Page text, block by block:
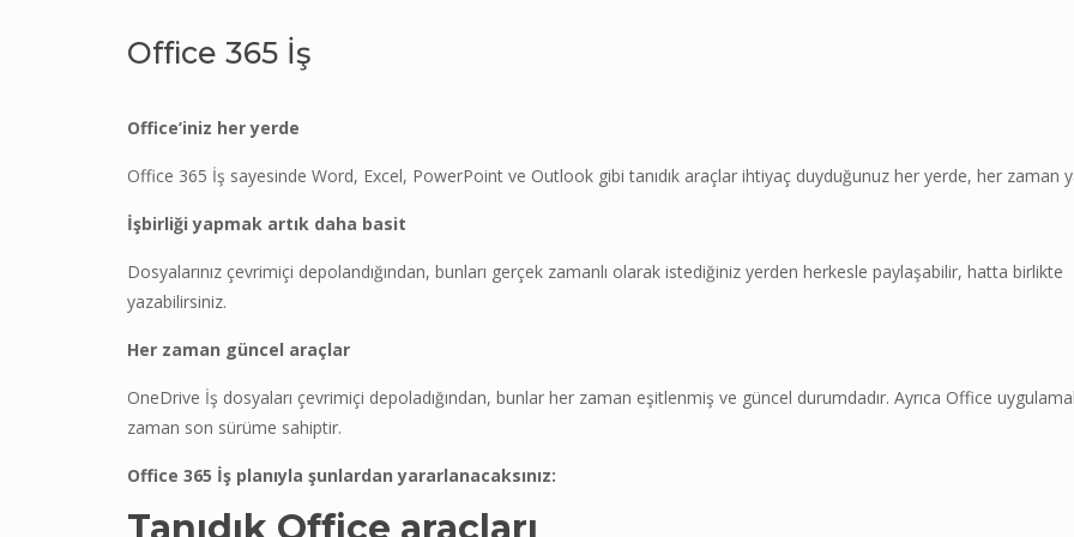
Office 365 İş
Office’iniz her yerde
Office 365 İş sayesinde Word, Excel, PowerPoint ve Outlook gibi tanıdık araçlar ihtiyaç duyduğunuz her yerde, her zaman
İşbirliği yapmak artık daha basit
Dosyalarınız çevrimiçi depolandığından, bunları gerçek zamanlı olarak istediğiniz yerden herkesle paylaşabilir, hatta birlikte
yazabilirsiniz.
Her zaman güncel araçlar
OneDrive İş dosyaları çevrimiçi depoladığından, bunlar her zaman eşitlenmiş ve güncel durumdadır. Ayrıca Office
zaman son sürüme sahiptir.
Office 365 İş planıyla şunlardan yararlanacaksınız:
Tanıdık Office araçları